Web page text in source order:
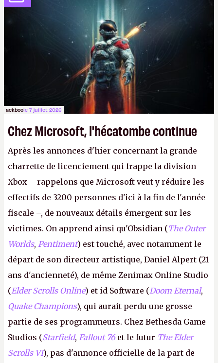
peut-être sur
Fallout Football ou
Fallout vs. Les
Lapins Crétins) et l'Obsidian d'aujourd'hui n'est plus
le même studio qu'il y a 15 ans. Mais bon, OK, on
peut commencer à fantasmer.A.
ackboole 7 juillet 2026
Chez Microsoft, l'hécatombe continue
Après les annonces d'hier concernant la grande
charrette de licenciement qui frappe la division
Xbox – rappelons que Microsoft veut y réduire les
effectifs de 3200 personnes d'ici à la fin de l'année
fiscale –, de nouveaux détails émergent sur les
victimes. On apprend ainsi qu'Obsidian (The Outer
Worlds, Pentiment) est touché, avec notamment le
départ de son directeur artistique, Daniel Alpert (21
ans d'ancienneté), de même Zenimax Online Studio
(Elder Scrolls Online) et id Software (Doom Eternal,
Quake Champions), qui aurait perdu une grosse
partie de ses programmeurs. Chez Bethesda Game
Studios (Starfield, Fallout 76 et le futur The Elder
Scrolls VI), pas d'annonce officielle de la part de